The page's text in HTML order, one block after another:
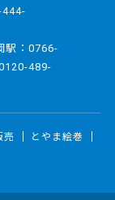
駅：0766-
489-
売
とやま絵巻